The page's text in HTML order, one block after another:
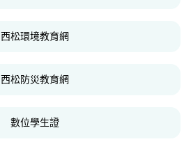
西松環境教育網
西松防災教育網
數位學生證